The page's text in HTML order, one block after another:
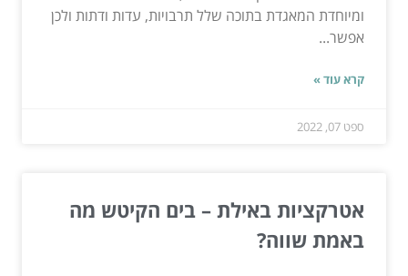
ומיוחדת המאגדת בתוכה שלל תרבויות, עדות ודתות ולכן
אפשר...
קרא עוד »
ספט 07, 2022
אטרקציות באילת – בים הקיטש מה
באמת שווה?